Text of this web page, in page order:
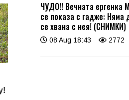
ЧУДО!! Вечната ергенка
се показа с гадже: Няма
се хвана с нея! (СНИМКИ)
08 Aug 18:43 2772